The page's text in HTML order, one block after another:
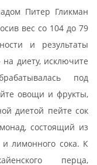
Питер Гликман
вес со 104 до 79
и результаты
на диету, исключите
под
овощи и фрукты,
диетой пейте сок
состоящий из
лимонного сока. К
перца,